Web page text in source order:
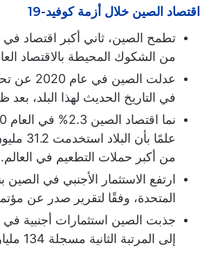
اقتصاد الصين خلال أزمة كوفيد-19
من الشكوك المحيطة بالاقتصاد
عدلت
في التاريخ الحديث لهذا البلد، بعد ظهور فيروس
من أكبر حملات التطعيم في العالم.
المتحدة، وفقًا لتقرير صدر عن
إلى المرتبة الثانية مسجلة 134 مليار دولار.